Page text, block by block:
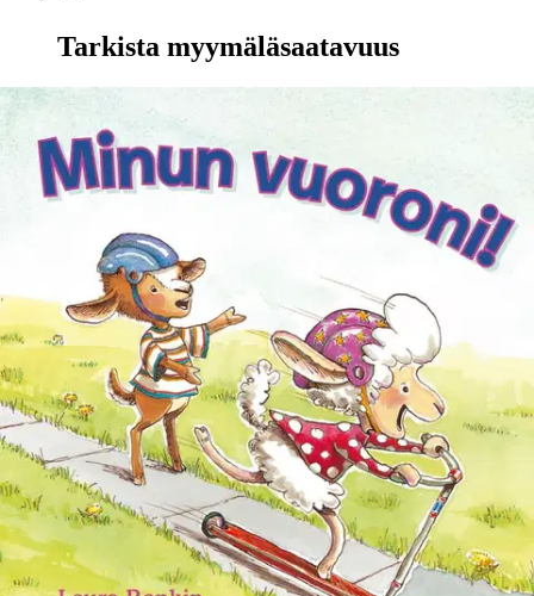
Tarkista myymäläsaatavuus
Ei saatavilla
Tuotekuvaus
Joskus tuntuu siltä, ettei Valtin vuoro tule koskaan… Emmi ja Valtti
ovat parhaat kaverukset. Heistä on hauskaa leikkiä yhdessä, mutta
touhun tiimellyksessä Emmi unohtaa tärkeän asian. Välillä on Valtin
vuoro tehdä temppuja keinussa ja olla leikissä opettaja. Mainio kirja
kuvaa jokaiselle lapselle tuttua tilannetta ja kertaa ystävyyden
pelisääntöjä.
Ominaisuudet